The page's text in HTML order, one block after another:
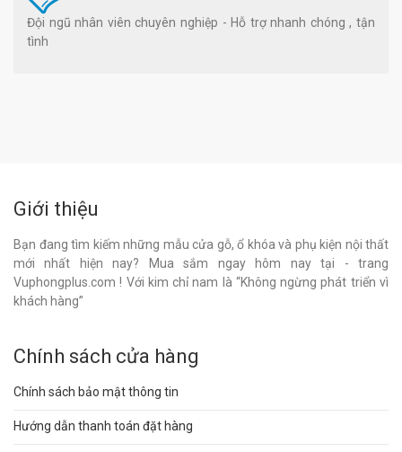
Đội ngũ nhân viên chuyên nghiệp - Hỗ trợ nhanh chóng , tận
tình
Giới thiệu
Bạn đang tìm kiếm những mẫu cửa gỗ, ổ khóa và phụ kiện nội thất
mới nhất hiện nay? Mua sắm ngay hôm nay tại - trang
Vuphongplus.com ! Với kim chỉ nam là “Không ngừng phát triển vì
khách hàng”
Chính sách cửa hàng
Chính sách bảo mật thông tin
Hướng dẫn thanh toán đặt hàng